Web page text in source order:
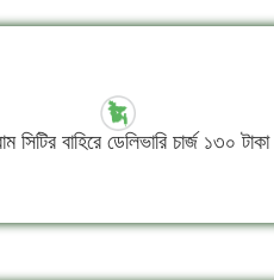
সিটির বাহিরে ডেলিভারি চার্জ ১৩০ টাকা